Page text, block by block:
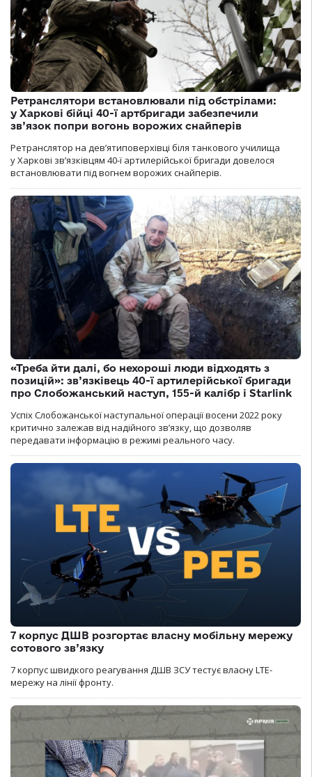
Ретранслятори встановлювали під обстрілами:
у Харкові бійці 40-ї артбригади забезпечили
зв’язок попри вогонь ворожих снайперів
Ретранслятор на дев’ятиповерхівці біля танкового училища
у Харкові зв’язківцям 40-ї артилерійської бригади довелося
встановлювати під вогнем ворожих снайперів.
«Треба йти далі, бо нехороші люди відходять з
позицій»: зв’язківець 40-ї артилерійської бригади
про Слобожанський наступ, 155-й калібр і Starlink
Успіх Слобожанської наступальної операції восени 2022 року
критично залежав від надійного зв’язку, що дозволяв
передавати інформацію в режимі реального часу.
7 корпус ДШВ розгортає власну мобільну мережу
сотового зв’язку
7 корпус швидкого реагування ДШВ ЗСУ тестує власну LTE-
мережу на лінії фронту.